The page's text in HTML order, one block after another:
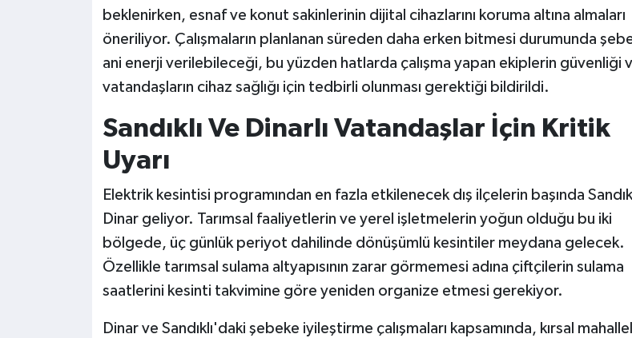
beklenirken, esnaf ve konut sakinlerinin dijital cihazlarını koruma altına almaları
öneriliyor. Çalışmaların planlanan süreden daha erken bitmesi durumunda
ani enerji verilebileceği, bu yüzden hatlarda çalışma yapan ekiplerin güvenliği
vatandaşların cihaz sağlığı için tedbirli olunması gerektiği bildirildi.
Sandıklı Ve Dinarlı Vatandaşlar İçin Kritik
Uyarı
Elektrik kesintisi programından en fazla etkilenecek dış ilçelerin başında
Dinar geliyor. Tarımsal faaliyetlerin ve yerel işletmelerin yoğun olduğu bu iki
bölgede, üç günlük periyot dahilinde dönüşümlü kesintiler meydana gelecek.
Özellikle tarımsal sulama altyapısının zarar görmemesi adına çiftçilerin sulama
saatlerini kesinti takvimine göre yeniden organize etmesi gerekiyor.
Dinar ve Sandıklı'daki şebeke iyileştirme çalışmaları kapsamında, kırsal